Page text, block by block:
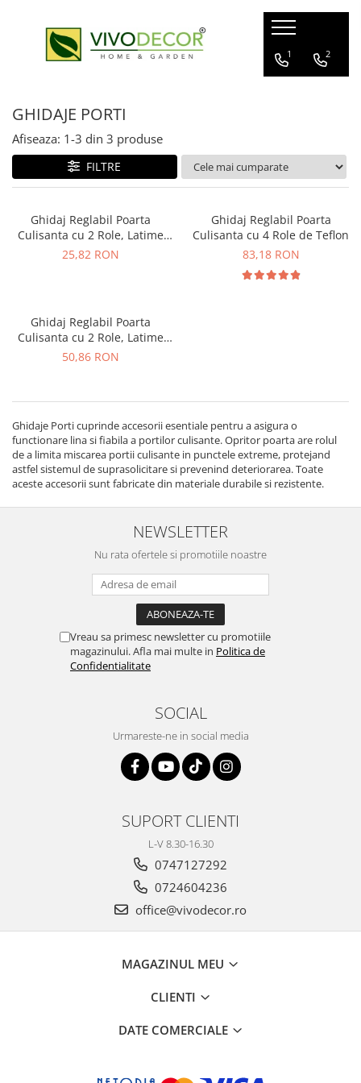
ALUMINIU GARD
BALCOANE ALUMINIU
PROFILE GARD ALUMINIU
GARD VIU ARTIFICIAL
PANOURI PLANTE ARTIFICIALE
FERONERIE
POARTA CULISANTA
POARTA AUTOPORTANTA
GHIDAJE PORTI
CUTII POSTALE
MANERE
1 2
GHIDAJE PORTI
Afiseaza: 1-3 din 3 produse
FILTRE
Ghidaj Reglabil Poarta
Culisanta cu 2 Role, Latime
Placa 40 mm
25,82 RON
Ghidaj Reglabil Poarta
Culisanta cu 4 Role de Teflon
83,18 RON
Ghidaj Reglabil Poarta
Culisanta cu 2 Role, Latime
Placa 55 mm
50,86 RON
Ghidaje Porti cuprinde accesorii esentiale pentru a asigura o
functionare lina si fiabila a portilor culisante. Opritor poarta are rolul
de a limita miscarea portii culisante in punctele extreme, protejand
astfel sistemul de suprasolicitare si prevenind deteriorarea. Toate
aceste accesorii sunt fabricate din materiale durabile si rezistente.
NEWSLETTER
Nu rata ofertele si promotiile noastre
Vreau sa primesc newsletter cu promotiile
magazinului. Afla mai multe in Politica de
Confidentialitate
SOCIAL
Urmareste-ne in social media
SUPORT CLIENTI
L-V 8.30-16.30
0747127292
0724604236
office@vivodecor.ro
MAGAZINUL MEU
CLIENTI
DATE COMERCIALE